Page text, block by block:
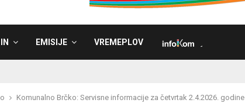
EMISIJE VREMEPLOV
Komunalno Brčko: Servisne informacije za četvrtak 2.4.2026. godine